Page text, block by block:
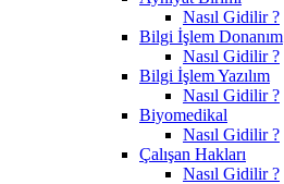
Nasıl Gidilir ?
Bilgi İşlem Donanım
Nasıl Gidilir ?
Bilgi İşlem Yazılım
Nasıl Gidilir ?
Biyomedikal
Nasıl Gidilir ?
Çalışan Hakları
Nasıl Gidilir ?